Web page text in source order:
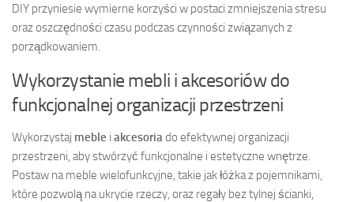
DIY przyniesie wymierne korzyści w postaci zmniejszenia stresu
oraz oszczędności czasu podczas czynności związanych z
porządkowaniem.
Wykorzystanie mebli i akcesoriów do
funkcjonalnej organizacji przestrzeni
Wykorzystaj meble i akcesoria do efektywnej organizacji
przestrzeni, aby stwórzyć funkcjonalne i estetyczne wnętrze.
Postaw na meble wielofunkcyjne, takie jak łóżka z pojemnikami,
które pozwolą na ukrycie rzeczy, oraz regały bez tylnej ścianki,